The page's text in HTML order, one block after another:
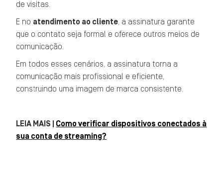
de visitas.
E no atendimento ao cliente , a assinatura garante
que o contato seja formal e oferece outros meios de
comunicação.
Em todos esses cenários, a assinatura torna a
comunicação mais profissional e eficiente,
construindo uma imagem de marca consistente.
LEIA MAIS | Como verificar dispositivos conectados à
sua conta de streaming?